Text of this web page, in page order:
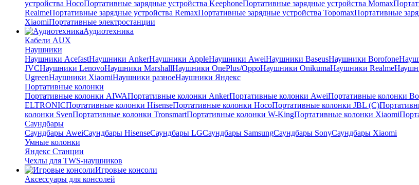
устройства HocoПортативные зарядные устройства KeephoneПортативные зарядные устройства Momax
RealmeПортативные зарядные устройства RemaxПортативные зарядные устройства TopomaxПортативные
XiaomiПортативные электростанции
Аудиотехника
Кабели AUX
Наушники
Наушники AcefastНаушники AnkerНаушники AppleНаушники AweiНаушники BaseusНаушники Borofone
JVCНаушники LenovoНаушники MarshallНаушники OnePlus/OppoНаушники OnikumaНаушники Realme
UgreenНаушники XiaomiНаушники разноеНаушники Яндекс
Портативные колонки
Портативные колонки AIWAПортативные колонки AnkerПортативные колонки AweiПортативные колонки
ELTRONICПортативные колонки HisenseПортативные колонки HocoПортативные колонки JBL (C)
колонки SvenПортативные колонки TronsmartПортативные колонки W-KingПортативные колонки Xiaomi
Саундбары
Саундбары AweiСаундбары HisenseСаундбары LGСаундбары SamsungСаундбары SonyСаундбары Xiaomi
Умные колонки
Яндекс Станции
Чехлы для TWS-наушников
Игровые консоли
Аксессуары для консолей